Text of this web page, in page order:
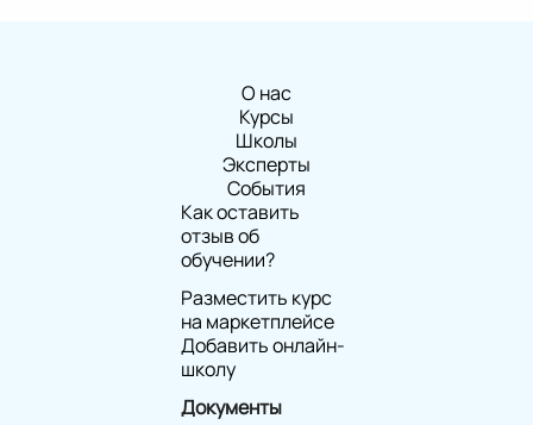
О нас
Курсы
Школы
Эксперты
События
Как оставить
отзыв об
обучении?
Разместить курс
на маркетплейсе
Добавить онлайн-
школу
Документы